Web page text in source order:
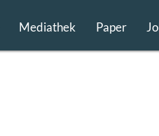
Mediathek Paper